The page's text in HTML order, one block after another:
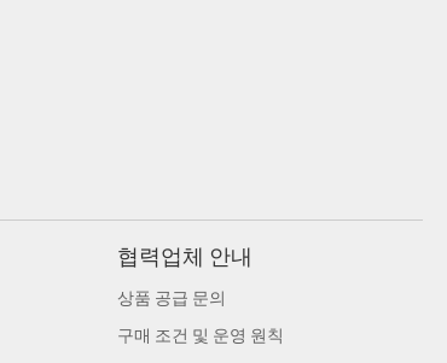
협력업체 안내
상품 공급 문의
구매 조건 및 운영 원칙